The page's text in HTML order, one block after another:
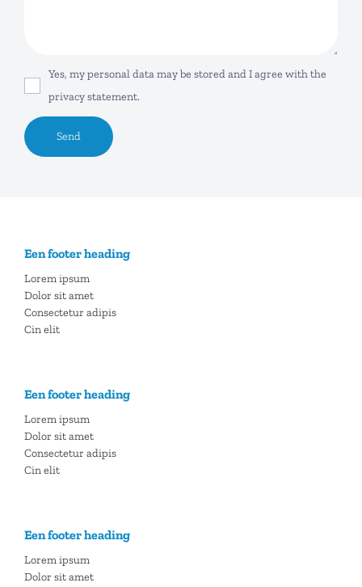
Yes, my personal data may be stored and I agree with the
privacy statement.
Send
Een footer heading
Lorem ipsum
Dolor sit amet
Consectetur adipis
Cin elit
Een footer heading
Lorem ipsum
Dolor sit amet
Consectetur adipis
Cin elit
Een footer heading
Lorem ipsum
Dolor sit amet